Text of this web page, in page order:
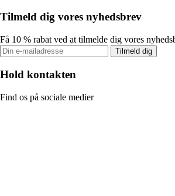
Tilmeld dig vores nyhedsbrev
Få 10 % rabat ved at tilmelde dig vores
Tilmeld dig
Hold kontakten
Find os på sociale medier